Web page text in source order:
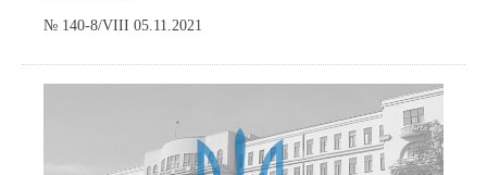
№ 140-8/VIII 05.11.2021